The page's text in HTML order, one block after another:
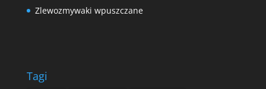
Zlewozmywaki wpuszczane
Tagi